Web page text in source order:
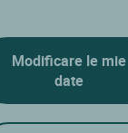
Modificare le mie
date